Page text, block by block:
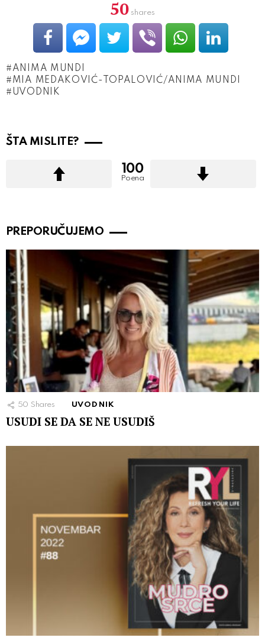
50 shares
ANIMA MUNDI
MIA MEDAKOVIĆ-TOPALOVIĆ/ANIMA MUNDI
UVODNIK
ŠTA MISLITE?
100
Poena
PREPORUČUJEMO
50 Shares UVODNIK
USUDI SE DA SE NE USUDIŠ